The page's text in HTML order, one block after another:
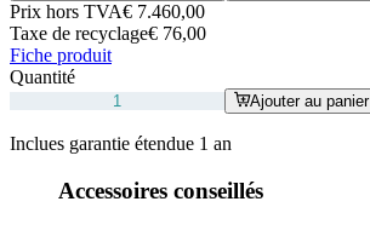
Prix hors TVA€ 7.460,00
Taxe de recyclage€ 76,00
Fiche produit
Quantité
Ajouter au panier
Inclues garantie étendue 1 an
Accessoires conseillés